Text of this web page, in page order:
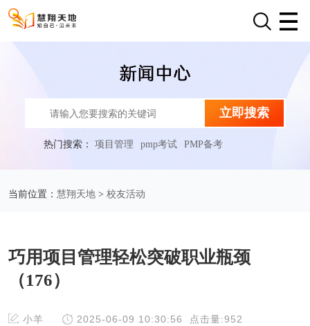
立即搜索
热门搜索：项目管理 pmp考试 PMP备考
当前位置： 慧翔天地> 校友活动
巧用项目管理轻松突破职业瓶颈
（176）
小羊 2025-06-09 10:30:56 点击量:952